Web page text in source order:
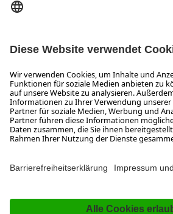
Wir freuen uns auf Ihre Anfrage!
Gerne stehen wir Ihnen von Montag bis
bis 17:30 Uhr und am Freitag von 08:00
Verfügung.
Das Unternehmen Jobs Meeting- und